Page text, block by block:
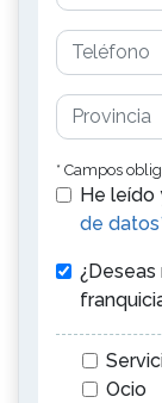
* Campos
He leído
de
Ocio